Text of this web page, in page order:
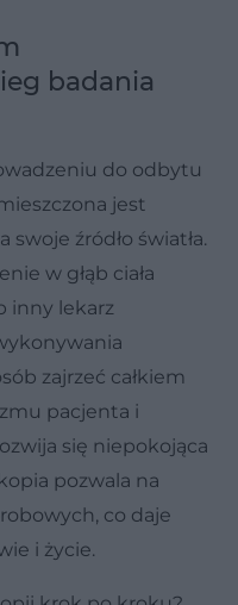
badania
do odbytu
jest
źródło światła.
w głąb ciała
inny lekarz
zajrzeć całkiem
pacjenta i
się niepokojąca
pozwala na
co daje
i życie.